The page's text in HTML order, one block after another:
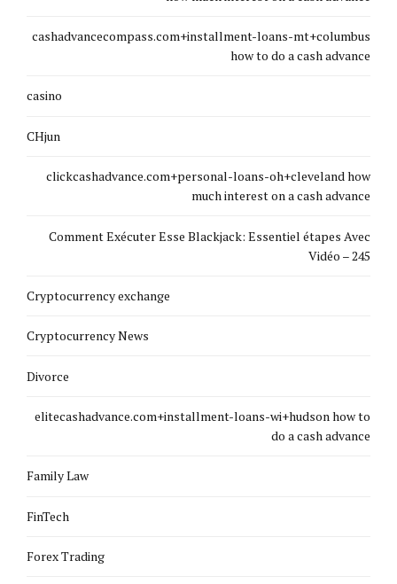
cashadvancecompass.com+installment-loans-mt+columbus
how to do a cash advance
casino
CHjun
clickcashadvance.com+personal-loans-oh+cleveland how
much interest on a cash advance
Comment Exécuter Esse Blackjack: Essentiel étapes Avec
Vidéo – 245
Cryptocurrency exchange
Cryptocurrency News
Divorce
elitecashadvance.com+installment-loans-wi+hudson how to
do a cash advance
Family Law
FinTech
Forex Trading